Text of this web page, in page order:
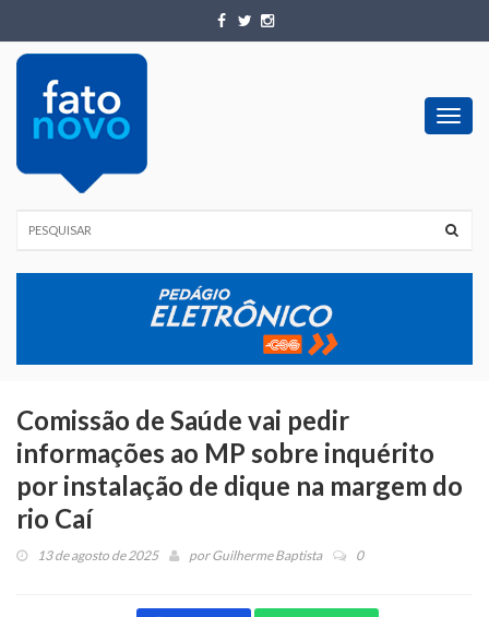
Comissão de Saúde vai pedir
informações ao MP sobre inquérito
por instalação de dique na margem do
rio Caí
13 de agosto de 2025 porGuilherme Baptista 0